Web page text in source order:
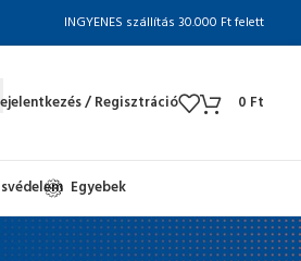
INGYENES szállítás 30.000 Ft felett
/ Regisztráció 0 Ft
Egyebek